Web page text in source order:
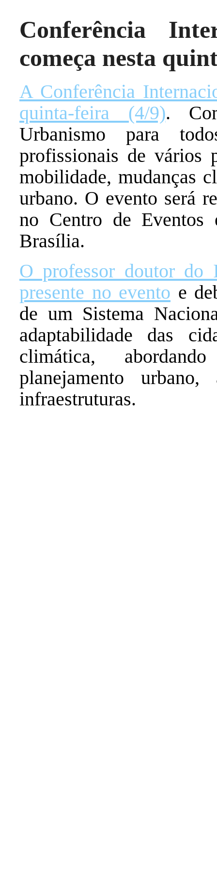
Conferência
começa nesta
A Conferência
quinta-feira (4/9).
Urbanismo para
profissionais de vários
mobilidade, mudanças
urbano. O evento será
no Centro de Eventos
Brasília.
O professor doutor do
presente no evento e
de um Sistema
adaptabilidade das
climática,
planejamento
infraestruturas.